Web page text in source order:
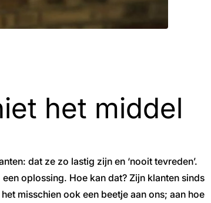
het middel
dat ze zo lastig zijn en ‘nooit tevreden’.
oplossing. Hoe kan dat? Zijn klanten sinds
misschien ook een beetje aan ons; aan hoe